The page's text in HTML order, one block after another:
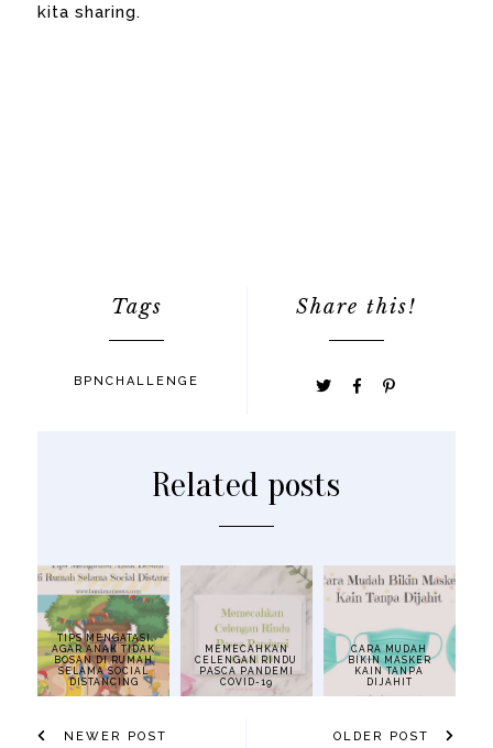
kita sharing.
Share this!
Tags
BPNCHALLENGE
Related posts
TIPS MENGATASI
AGAR ANAK TIDAK
BOSAN DI RUMAH
SELAMA SOCIAL
DISTANCING
MEMECAHKAN
CELENGAN RINDU
PASCA PANDEMI
COVID-19
CARA MUDAH
BIKIN MASKER
KAIN TANPA
DIJAHIT
NEWER POST OLDER POST